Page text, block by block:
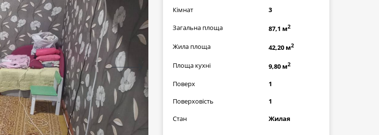
Кімнат
3
Загальна площа 87,1 м2
Жила площа 42,20 м2
Площа кухні 9,80 м2
Поверх
1
Поверховість
1
Стан
Жилая